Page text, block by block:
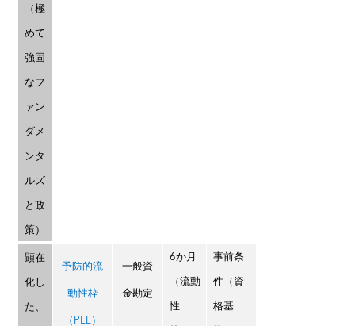
（極
めて
強固
なフ
ァン
ダメ
ンタ
ルズ
と政
策）
顕在
化し
た、
予防的流
動性枠
（PLL）
一般資
金勘定
6か月
（流動
性
事前条
件（資
格基